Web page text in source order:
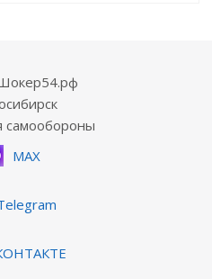
самообороны
MAX